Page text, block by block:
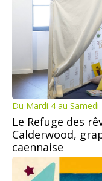
Du Mardi 4 au
Le Refuge des
Calderwood,
caennaise